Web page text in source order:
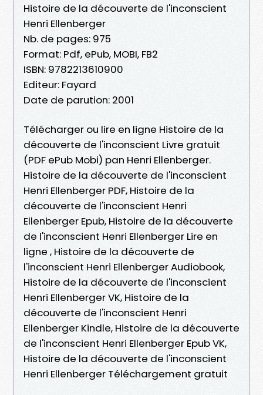
Histoire de la découverte de l'inconscient
Henri Ellenberger
Nb. de pages: 975
Format: Pdf, ePub, MOBI, FB2
ISBN: 9782213610900
Editeur: Fayard
Date de parution: 2001
Télécharger ou lire en ligne Histoire de la
découverte de l'inconscient Livre gratuit
(PDF ePub Mobi) pan Henri Ellenberger.
Histoire de la découverte de l'inconscient
Henri Ellenberger PDF, Histoire de la
découverte de l'inconscient Henri
Ellenberger Epub, Histoire de la découverte
de l'inconscient Henri Ellenberger Lire en
ligne , Histoire de la découverte de
l'inconscient Henri Ellenberger Audiobook,
Histoire de la découverte de l'inconscient
Henri Ellenberger VK, Histoire de la
découverte de l'inconscient Henri
Ellenberger Kindle, Histoire de la découverte
de l'inconscient Henri Ellenberger Epub VK,
Histoire de la découverte de l'inconscient
Henri Ellenberger Téléchargement gratuit